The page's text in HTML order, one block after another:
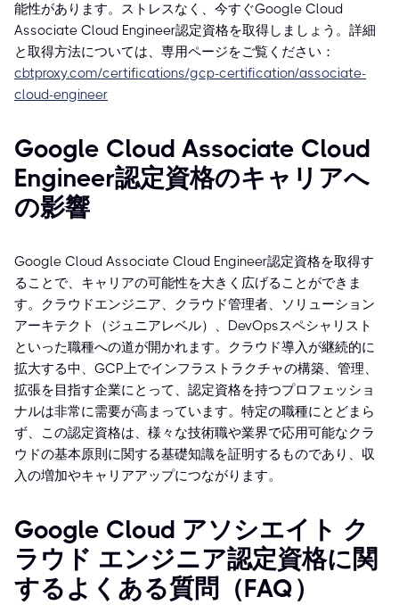
能性があります。ストレスなく、今すぐGoogle Cloud
Associate Cloud Engineer認定資格を取得しましょう。詳細
と取得方法については、専用ページをご覧ください：
cbtproxy.com/certifications/gcp-certification/associate-
cloud-engineer
Google Cloud Associate Cloud
Engineer認定資格のキャリアへ
の影響
Google Cloud Associate Cloud Engineer認定資格を取得す
ることで、キャリアの可能性を大きく広げることができま
す。クラウドエンジニア、クラウド管理者、ソリューション
アーキテクト（ジュニアレベル）、DevOpsスペシャリスト
といった職種への道が開かれます。クラウド導入が継続的に
拡大する中、GCP上でインフラストラクチャの構築、管理、
拡張を目指す企業にとって、認定資格を持つプロフェッショ
ナルは非常に需要が高まっています。特定の職種にとどまら
ず、この認定資格は、様々な技術職や業界で応用可能なクラ
ウドの基本原則に関する基礎知識を証明するものであり、収
入の増加やキャリアアップにつながります。
Google Cloud アソシエイト ク
ラウド エンジニア認定資格に関
するよくある質問（FAQ）